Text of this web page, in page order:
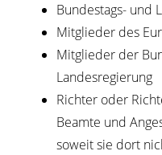
Bundestags- und
Mitglieder des
Mitglieder der
Landesregierung
Richter oder
Beamte und
soweit sie dort